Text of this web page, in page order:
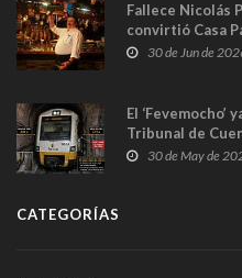
Fallece Nicolás
convirtió Casa
en Madrid
30 de Jun de
El ‘Fevemocho’
Tribunal de
sobrecoste de
30 de May de
CATEGORÍAS